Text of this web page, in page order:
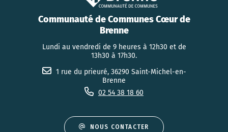
Communauté de Communes Cœur de
Brenne
Lundi au vendredi de 9 heures à 12h30 et de
13h30 à 17h30.
1 rue du prieuré, 36290 Saint-Michel-en-
Brenne
02 54 38 18 60
NOUS CONTACTER